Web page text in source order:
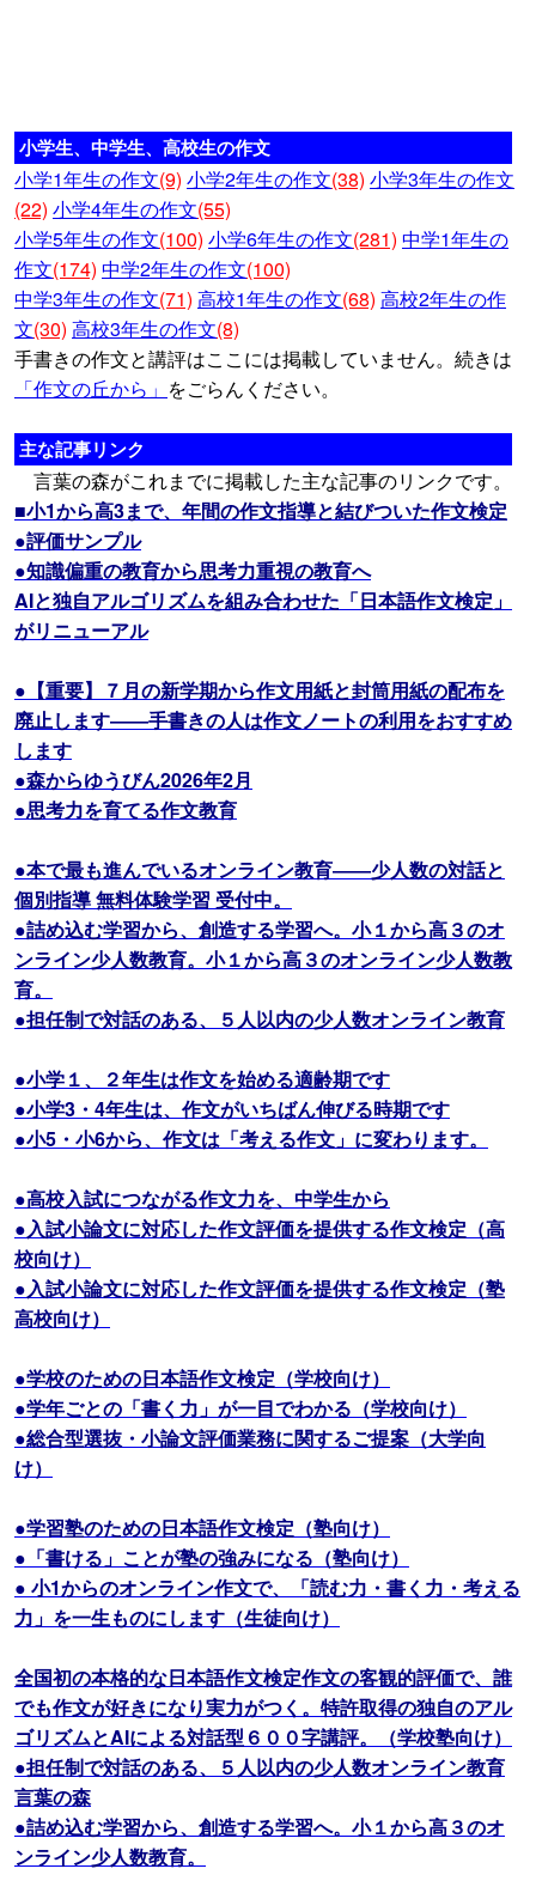
小学生、中学生、高校生の作文
小学1年生の作文(9) 小学2年生の作文(38) 小学3年生の作文
(22) 小学4年生の作文(55)
小学5年生の作文(100) 小学6年生の作文(281) 中学1年生の
作文(174) 中学2年生の作文(100)
中学3年生の作文(71) 高校1年生の作文(68) 高校2年生の作
文(30) 高校3年生の作文(8)
手書きの作文と講評はここには掲載していません。続きは
「作文の丘から」 をごらんください。
主な記事リンク
言葉の森がこれまでに掲載した主な記事のリンクです。
■小1から高3まで、年間の作文指導と結びついた作文検定
●評価サンプル
●知識偏重の教育から思考力重視の教育へ
AIと独自アルゴリズムを組み合わせた「日本語作文検定」
がリニューアル
●【重要】７月の新学期から作文用紙と封筒用紙の配布を
廃止します――手書きの人は作文ノートの利用をおすすめ
します
●森からゆうびん2026年2月
●思考力を育てる作文教育
●本で最も進んでいるオンライン教育――少人数の対話と
個別指導 無料体験学習 受付中。
●詰め込む学習から、創造する学習へ。小１から高３のオ
ンライン少人数教育。小１から高３のオンライン少人数教
育。
●担任制で対話のある、５人以内の少人数オンライン教育
●小学１、２年生は作文を始める適齢期です
●小学3・4年生は、作文がいちばん伸びる時期です
●小5・小6から、作文は「考える作文」に変わります。
●高校入試につながる作文力を、中学生から
●入試小論文に対応した作文評価を提供する作文検定（高
校向け）
●入試小論文に対応した作文評価を提供する作文検定（塾
高校向け）
●学校のための日本語作文検定（学校向け）
●学年ごとの「書く力」が一目でわかる（学校向け）
●総合型選抜・小論文評価業務に関するご提案（大学向
け）
●学習塾のための日本語作文検定（塾向け）
●「書ける」ことが塾の強みになる（塾向け）
● 小1からのオンライン作文で、「読む力・書く力・考える
力」を一生ものにします（生徒向け）
全国初の本格的な日本語作文検定作文の客観的評価で、誰
でも作文が好きになり実力がつく。特許取得の独自のアル
ゴリズムとAIによる対話型６００字講評。（学校塾向け）
●担任制で対話のある、５人以内の少人数オンライン教育
言葉の森
●詰め込む学習から、創造する学習へ。小１から高３のオ
ンライン少人数教育。